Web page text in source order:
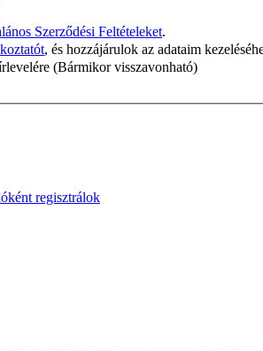
Szerződési Feltételeket.
, és hozzájárulok az adataim
(Bármikor visszavonható)
regisztrálok